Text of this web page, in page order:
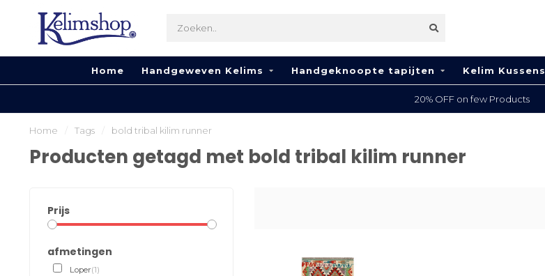
Home Handgeweven Kelims Handgeknoopte tapijten Kelim Kussens
20% OFF on few Products
Home Tags bold tribal kilim runner
Producten getagd met bold tribal kilim runner
Prijs
afmetingen
Loper(1)